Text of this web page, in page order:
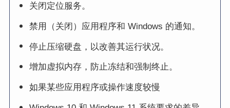
关闭定位服务。
禁用（关闭）应用程序和 Windows 的通知。
停止压缩硬盘，以改善其运行状况。
增加虚拟内存，防止冻结和强制终止。
如果某些应用程序或操作速度较慢